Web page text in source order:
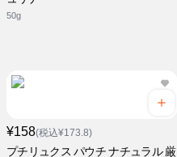
50g
¥158(税込¥173.8)
プチリュクス パウチ ナチュラル 厳